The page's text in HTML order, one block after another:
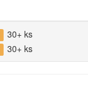
30+ ks
30+ ks